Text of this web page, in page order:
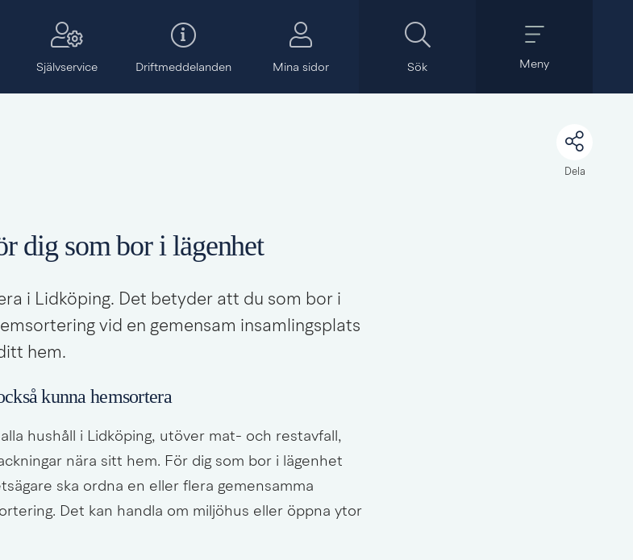
Självservice Drift­meddelanden Mina sidor Sök Meny
Dela
dig som bor i lägenhet
i Lidköping. Det betyder att du som bor i
vid en gemensam insamlingsplats
hem.
kunna hemsortera
hushåll i Lidköping, utöver mat- och restavfall,
nära sitt hem. För dig som bor i lägenhet
ska ordna en eller flera gemensamma
Det kan handla om miljöhus eller öppna ytor